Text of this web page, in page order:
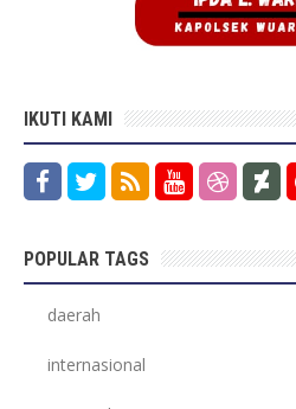
IKUTI KAMI
POPULAR TAGS
daerah
internasional